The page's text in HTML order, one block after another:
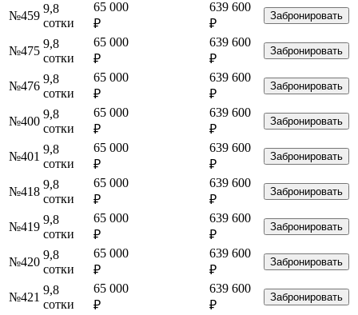
№459
9,8
сотки
65 000
₽
639 600
₽
Забронировать
№475
9,8
сотки
65 000
₽
639 600
₽
Забронировать
№476
9,8
сотки
65 000
₽
639 600
₽
Забронировать
№400
9,8
сотки
65 000
₽
639 600
₽
Забронировать
№401
9,8
сотки
65 000
₽
639 600
₽
Забронировать
№418
9,8
сотки
65 000
₽
639 600
₽
Забронировать
№419
9,8
сотки
65 000
₽
639 600
₽
Забронировать
№420
9,8
сотки
65 000
₽
639 600
₽
Забронировать
№421
9,8
сотки
65 000
₽
639 600
₽
Забронировать